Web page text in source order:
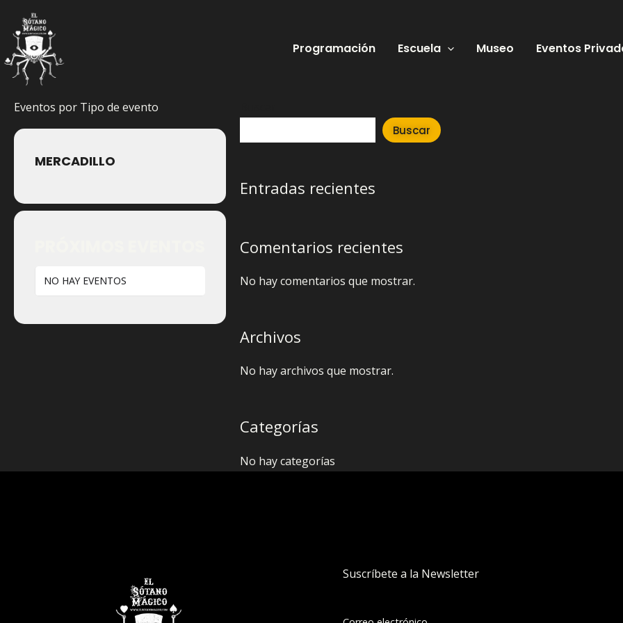
contenido
Programación Escuela Museo Eventos
Eventos por Tipo de evento
MERCADILLO
NO HAY EVENTOS
Buscar
Entradas recientes
Comentarios recientes
No hay comentarios que mostrar.
Archivos
No hay archivos que mostrar.
Categorías
No hay categorías
Suscríbete a la Newsletter